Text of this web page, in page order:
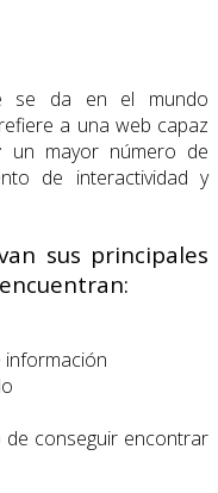
se da en el mundo
a una web capaz
un mayor número de
de interactividad y
sus principales
información
conseguir encontrar